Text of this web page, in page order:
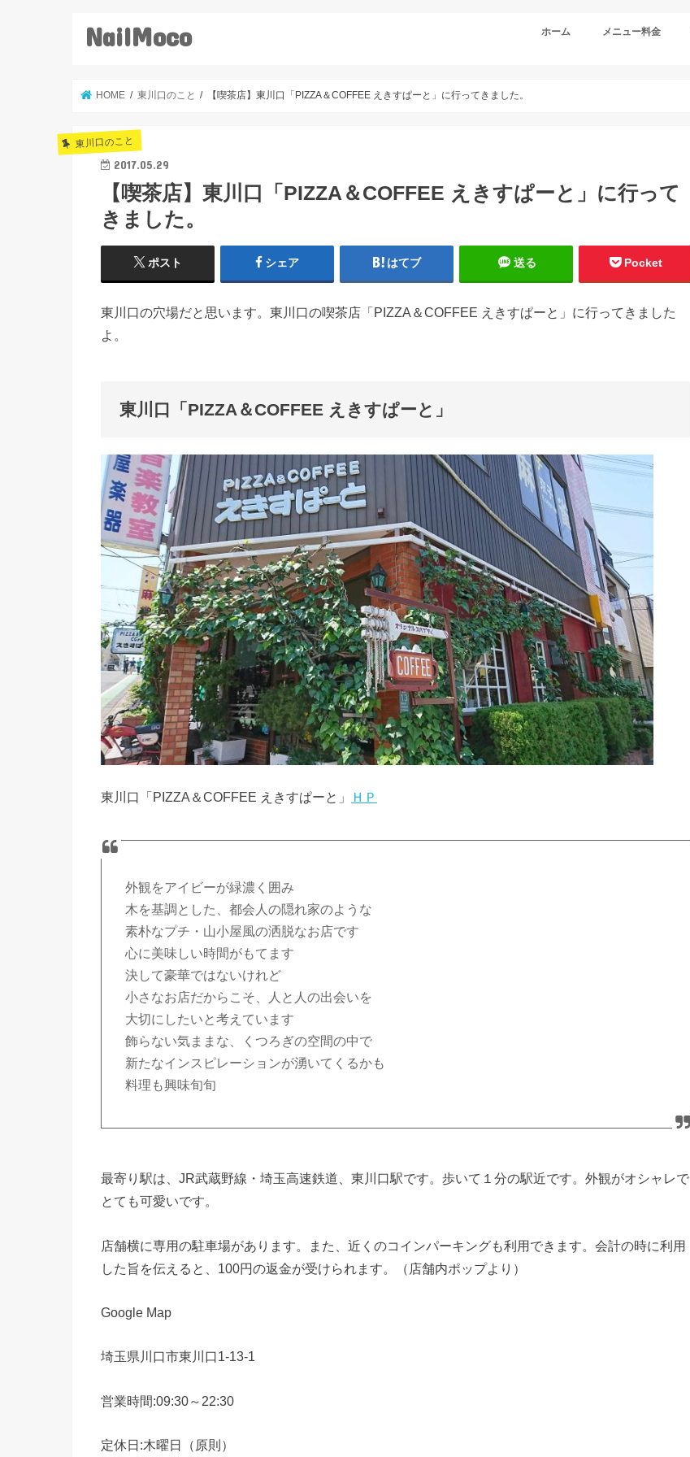
NailMoco ホーム メニュー料金
HOME 東川口のこと 【喫茶店】東川口「PIZZA＆COFFEE えきすぱーと」に行ってきました。
東川口のこと
2017.05.29
【喫茶店】東川口「PIZZA＆COFFEE えきすぱーと」に行って
きました。
ポスト シェア はてブ 送る Pocket
東川口の穴場だと思います。東川口の喫茶店「PIZZA＆COFFEE えきすぱーと」に行ってきました
よ。
東川口「PIZZA＆COFFEE えきすぱーと」
東川口「PIZZA＆COFFEE えきすぱーと」 ＨＰ
外観をアイビーが緑濃く囲み
木を基調とした、都会人の隠れ家のような
素朴なプチ・山小屋風の洒脱なお店です
心に美味しい時間がもてます
決して豪華ではないけれど
小さなお店だからこそ、人と人の出会いを
大切にしたいと考えています
飾らない気ままな、くつろぎの空間の中で
新たなインスピレーションが湧いてくるかも
料理も興味旬旬
最寄り駅は、JR武蔵野線・埼玉高速鉄道、東川口駅です。歩いて１分の駅近です。外観がオシャレで
とても可愛いです。
店舗横に専用の駐車場があります。また、近くのコインパーキングも利用できます。会計の時に利用
した旨を伝えると、100円の返金が受けられます。（店舗内ポップより）
Google Map
埼玉県川口市東川口1-13-1
営業時間:09:30～22:30
定休日:木曜日（原則）